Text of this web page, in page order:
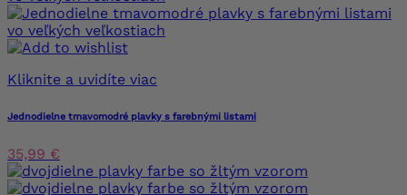
Kliknite a uvidíte viac
Jednodielne tmavomodré plavky s farebnými listami
35,99 €